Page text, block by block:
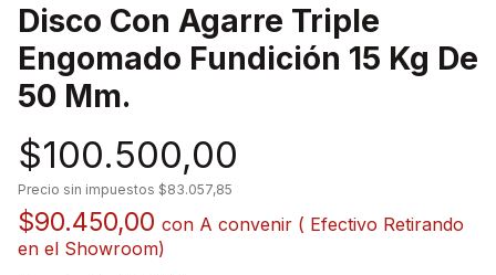
Disco Con Agarre Triple
Engomado Fundición 15 Kg De
50 Mm.
$100.500,00
Precio sin impuestos $83.057,85
$90.450,00 con A convenir ( Efectivo Retirando
en el Showroom)